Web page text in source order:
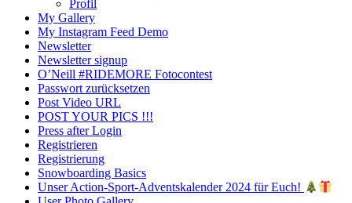
Profil
My Gallery
My Instagram Feed Demo
Newsletter
Newsletter signup
O’Neill #RIDEMORE Fotocontest
Passwort zurücksetzen
Post Video URL
POST YOUR PICS !!!
Press after Login
Registrieren
Registrierung
Snowboarding Basics
Unser Action-Sport-Adventskalender 2024 für Euch!